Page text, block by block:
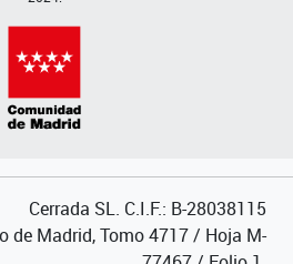
Cerrada SL. C.I.F.: B-28038115
de Madrid, Tomo 4717 / Hoja M-